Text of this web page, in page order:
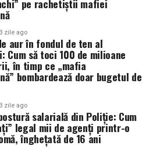
acest județ, singura lege
tăcerii și a complicității. Stați
promite să scoată la iveală
dulapurile „inteligenței”
pe rachetiștii mafiei
3 zile ago
aur în fondul de ten al
Cum să toci 100 de milioane
în timp ce „mafia
bombardează doar bugetul de
3 zile ago
salarială din Poliție: Cum
legal mii de agenți printr-o
înghețată de 16 ani